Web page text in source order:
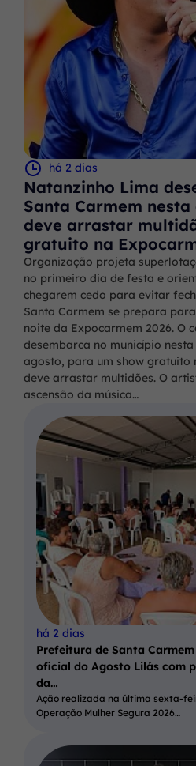
há 2 dias
Natanzinho Lima
Santa Carmem
deve arrastar
gratuito na
Organização projeta
no primeiro dia de festa e
chegarem cedo para evitar
Santa Carmem se prepara
noite da Expocarmem 2026. O
desembarca no município
agosto, para um show gratuito
deve arrastar multidões. O
ascensão da música…
há 2 dias
Prefeitura de Santa
oficial do Agosto Lilás com
da…
Ação realizada na última sexta-
Operação Mulher Segura 2026…